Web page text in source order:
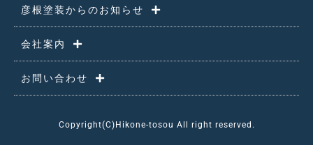
彦根塗装からのお知らせ
会社案内
お問い合わせ
Copyright(C)Hikone-tosou All right reserved.